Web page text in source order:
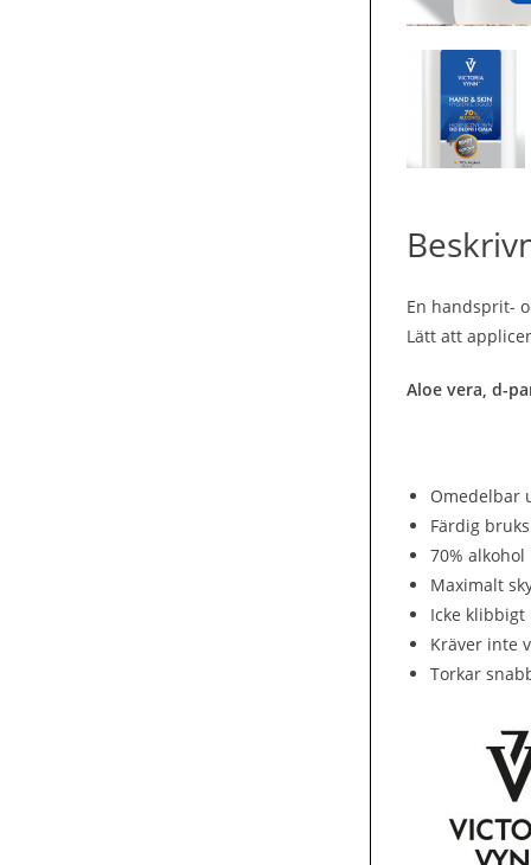
En handsprit-
Lätt att
Aloe vera, d-
Omedelbar
Färdig
70% alkohol
Maximalt
Icke klibbigt
Kräver inte
Torkar